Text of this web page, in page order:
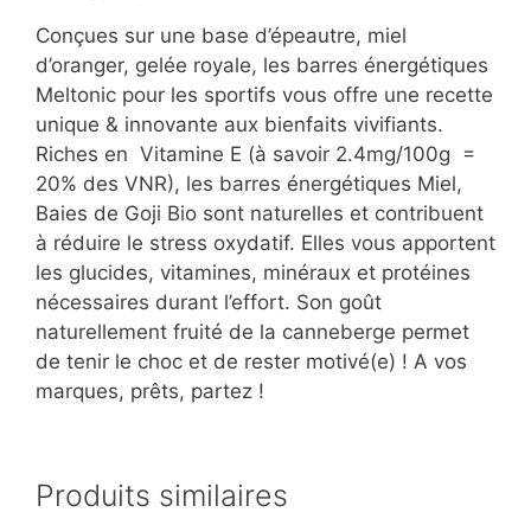
Conçues sur une base d’épeautre, miel
d’oranger, gelée royale, les barres énergétiques
Meltonic pour les sportifs vous offre une recette
unique & innovante aux bienfaits vivifiants.
Riches en Vitamine E (à savoir 2.4mg/100g =
20% des VNR), les barres énergétiques Miel,
Baies de Goji Bio sont naturelles et contribuent
à réduire le stress oxydatif. Elles vous apportent
les glucides, vitamines, minéraux et protéines
nécessaires durant l’effort. Son goût
naturellement fruité de la canneberge permet
de tenir le choc et de rester motivé(e) ! A vos
marques, prêts, partez !
Produits similaires